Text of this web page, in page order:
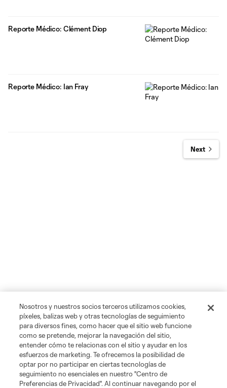
Reporte Médico: Clément Diop
Reporte Médico: Ian Fray
Next
Nosotros y nuestros socios terceros utilizamos cookies,
píxeles, balizas web y otras tecnologías de seguimiento
para diversos fines, como hacer que el sitio web funcione
como se pretende, mejorar la navegación del sitio,
entender cómo te relacionas con el sitio y ayudar en los
esfuerzos de marketing. Te ofrecemos la posibilidad de
optar por no participar en ciertas tecnologías de
seguimiento no esenciales en nuestro "Centro de
Preferencias de Privacidad". Al continuar navegando por el